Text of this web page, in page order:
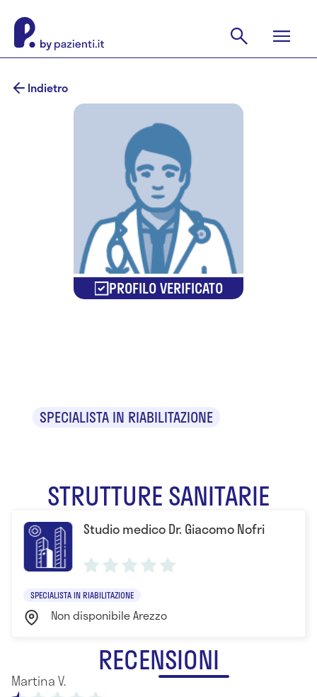
Indietro
PROFILO VERIFICATO
SPECIALISTA IN RIABILITAZIONE
STRUTTURE SANITARIE
Studio medico Dr. Giacomo Nofri
SPECIALISTA IN RIABILITAZIONE
Non disponibile Arezzo
RECENSIONI
Martina V.